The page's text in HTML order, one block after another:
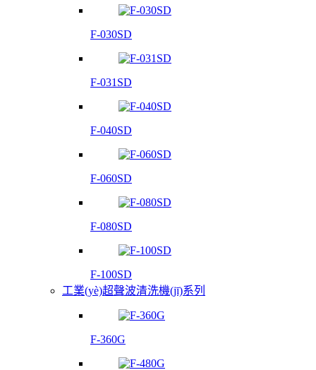
F-030SD
F-031SD
F-040SD
F-060SD
F-080SD
F-100SD
工業(yè)超聲波清洗機(jī)系列
F-360G